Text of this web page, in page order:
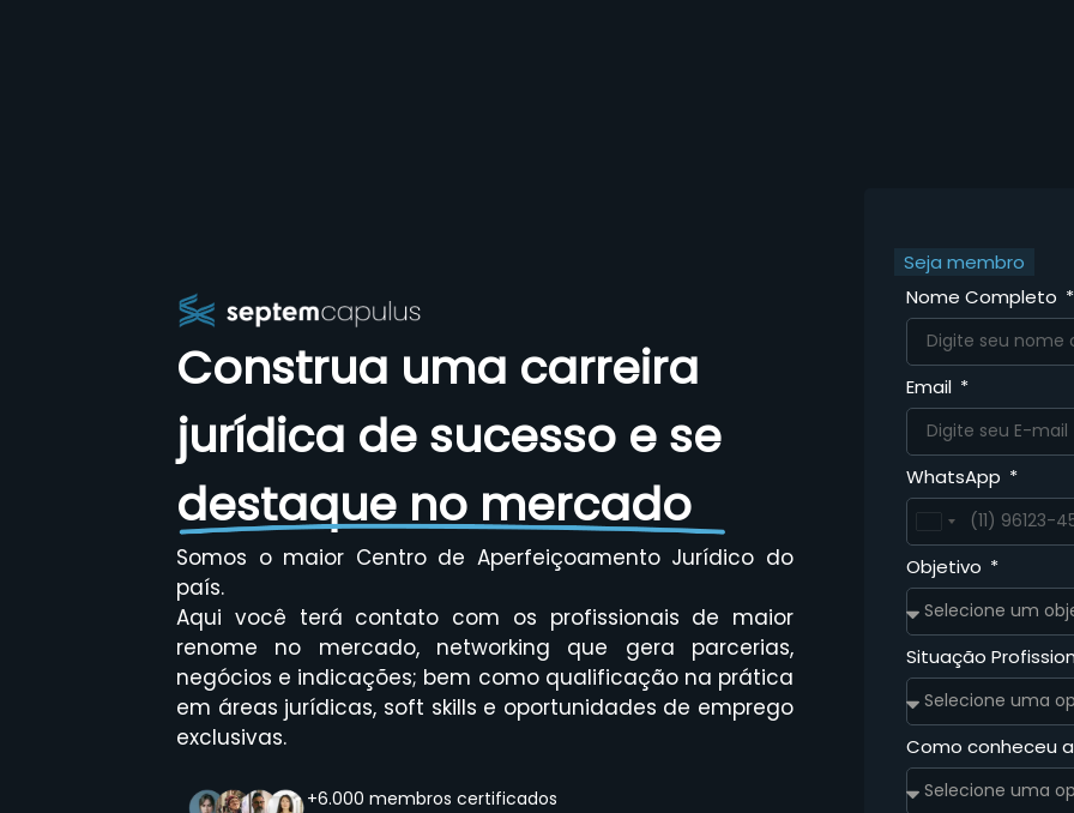
Construa uma carreira
jurídica de sucesso e se
destaque no mercado
Somos o maior Centro de Aperfeiçoamento Jurídico do
país.
Aqui você terá contato com os profissionais de maior
renome no mercado, networking que gera parcerias,
negócios e indicações; bem como qualificação na prática
em áreas jurídicas, soft skills e oportunidades de emprego
exclusivas.
+6.000 membros certificados
Seja membro
Nome Completo
Email
WhatsApp
Brazil
+55
Objetivo
Situação
Como conheceu